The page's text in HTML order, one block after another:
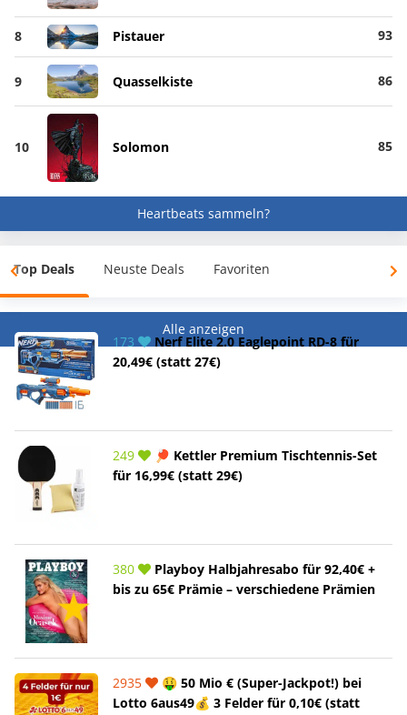
8 Pistauer 93
9 Quasselkiste 86
10 Solomon 85
Heartbeats sammeln?
Top Deals Neuste Deals Favoriten
Alle anzeigen
173
Nerf Elite 2.0 Eaglepoint RD-8 für
20,49€ (statt 27€)
249
🏓 Kettler Premium Tischtennis-Set
für 16,99€ (statt 29€)
380
Playboy Halbjahresabo für 92,40€ +
bis zu 65€ Prämie – verschiedene Prämien
2935
🤑 50 Mio € (Super-Jackpot!) bei
Lotto 6aus49💰 3 Felder für 0,10€ (statt